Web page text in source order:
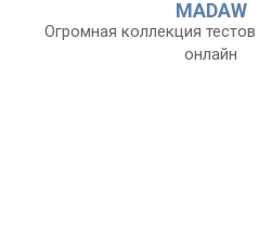
MADAW
Огромная коллекция
онлайн